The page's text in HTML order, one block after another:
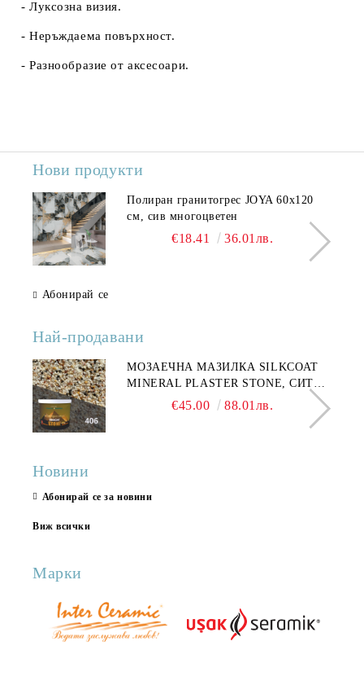
- Луксозна визия.
- Неръждаема повърхност.
- Разнообразие от аксесоари.
Нови продукти
Полиран гранитогрес JOYA 60x120
см, сив многоцветен
€18.41 36.01лв.
Абонирай се
Най-продавани
МОЗАЕЧНА МАЗИЛКА SILKCOAT
MINERAL PLASTER STONE, СИТЕН
КАМЪК 406 25КГ
€45.00 88.01лв.
Новини
Абонирай се за новини
Виж всички
Марки